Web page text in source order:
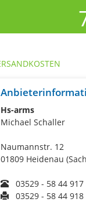
Hs-arms
Michael Schaller
Naumannstr. 12
01809 Heidenau
03529 - 58 44 917
03529 - 58 44 918